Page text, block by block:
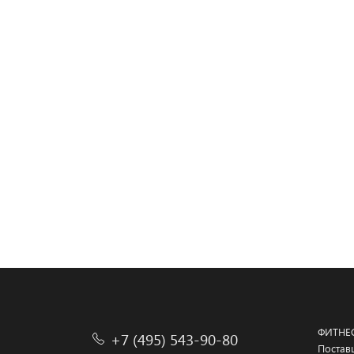
+7 (495) 543-90-80